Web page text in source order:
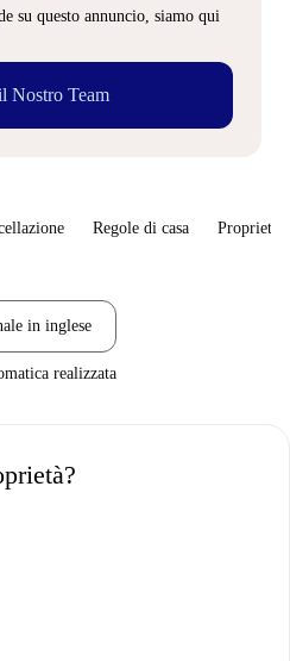
su questo annuncio, siamo qui
Nostro Team
Regole di casa
in inglese
realizzata